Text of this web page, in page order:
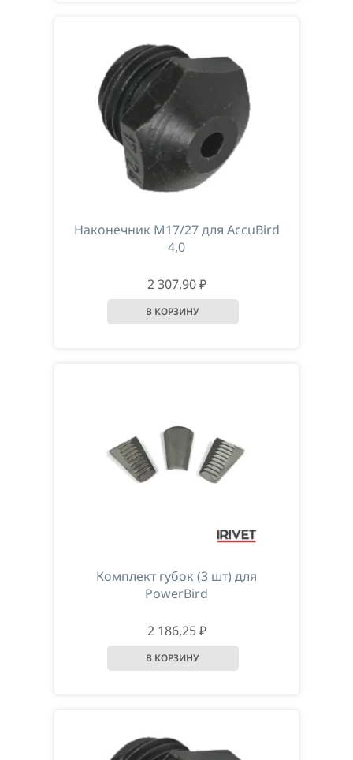
Наконечник М17/27 для AccuBird
4,0
2 307,90 ₽
Комплект губок (3 шт) для
PowerBird
2 186,25 ₽